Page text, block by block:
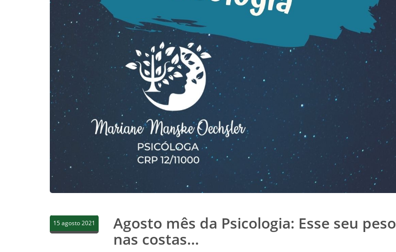
15 agosto 2021
Agosto mês da Psicologia: Esse seu peso
nas costas…